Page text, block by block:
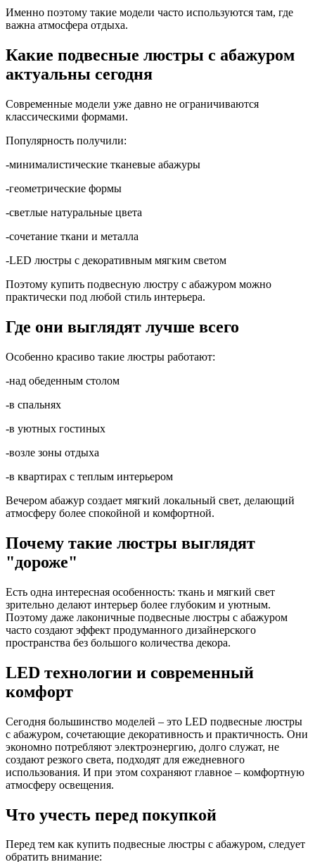
Именно поэтому такие модели часто используются там, где
важна атмосфера отдыха.
Какие подвесные люстры с абажуром
актуальны сегодня
Современные модели уже давно не ограничиваются
классическими формами.
Популярность получили:
-минималистические тканевые абажуры
-геометрические формы
-светлые натуральные цвета
-сочетание ткани и металла
-LED люстры с декоративным мягким светом
Поэтому купить подвесную люстру с абажуром можно
практически под любой стиль интерьера.
Где они выглядят лучше всего
Особенно красиво такие люстры работают:
-над обеденным столом
-в спальнях
-в уютных гостиных
-возле зоны отдыха
-в квартирах с теплым интерьером
Вечером абажур создает мягкий локальный свет, делающий
атмосферу более спокойной и комфортной.
Почему такие люстры выглядят
"дороже"
Есть одна интересная особенность: ткань и мягкий свет
зрительно делают интерьер более глубоким и уютным.
Поэтому даже лаконичные подвесные люстры с абажуром
часто создают эффект продуманного дизайнерского
пространства без большого количества декора.
LED технологии и современный
комфорт
Сегодня большинство моделей – это LED подвесные люстры
с абажуром, сочетающие декоративность и практичность. Они
экономно потребляют электроэнергию, долго служат, не
создают резкого света, подходят для ежедневного
использования. И при этом сохраняют главное – комфортную
атмосферу освещения.
Что учесть перед покупкой
Перед тем как купить подвесные люстры с абажуром, следует
обратить внимание: